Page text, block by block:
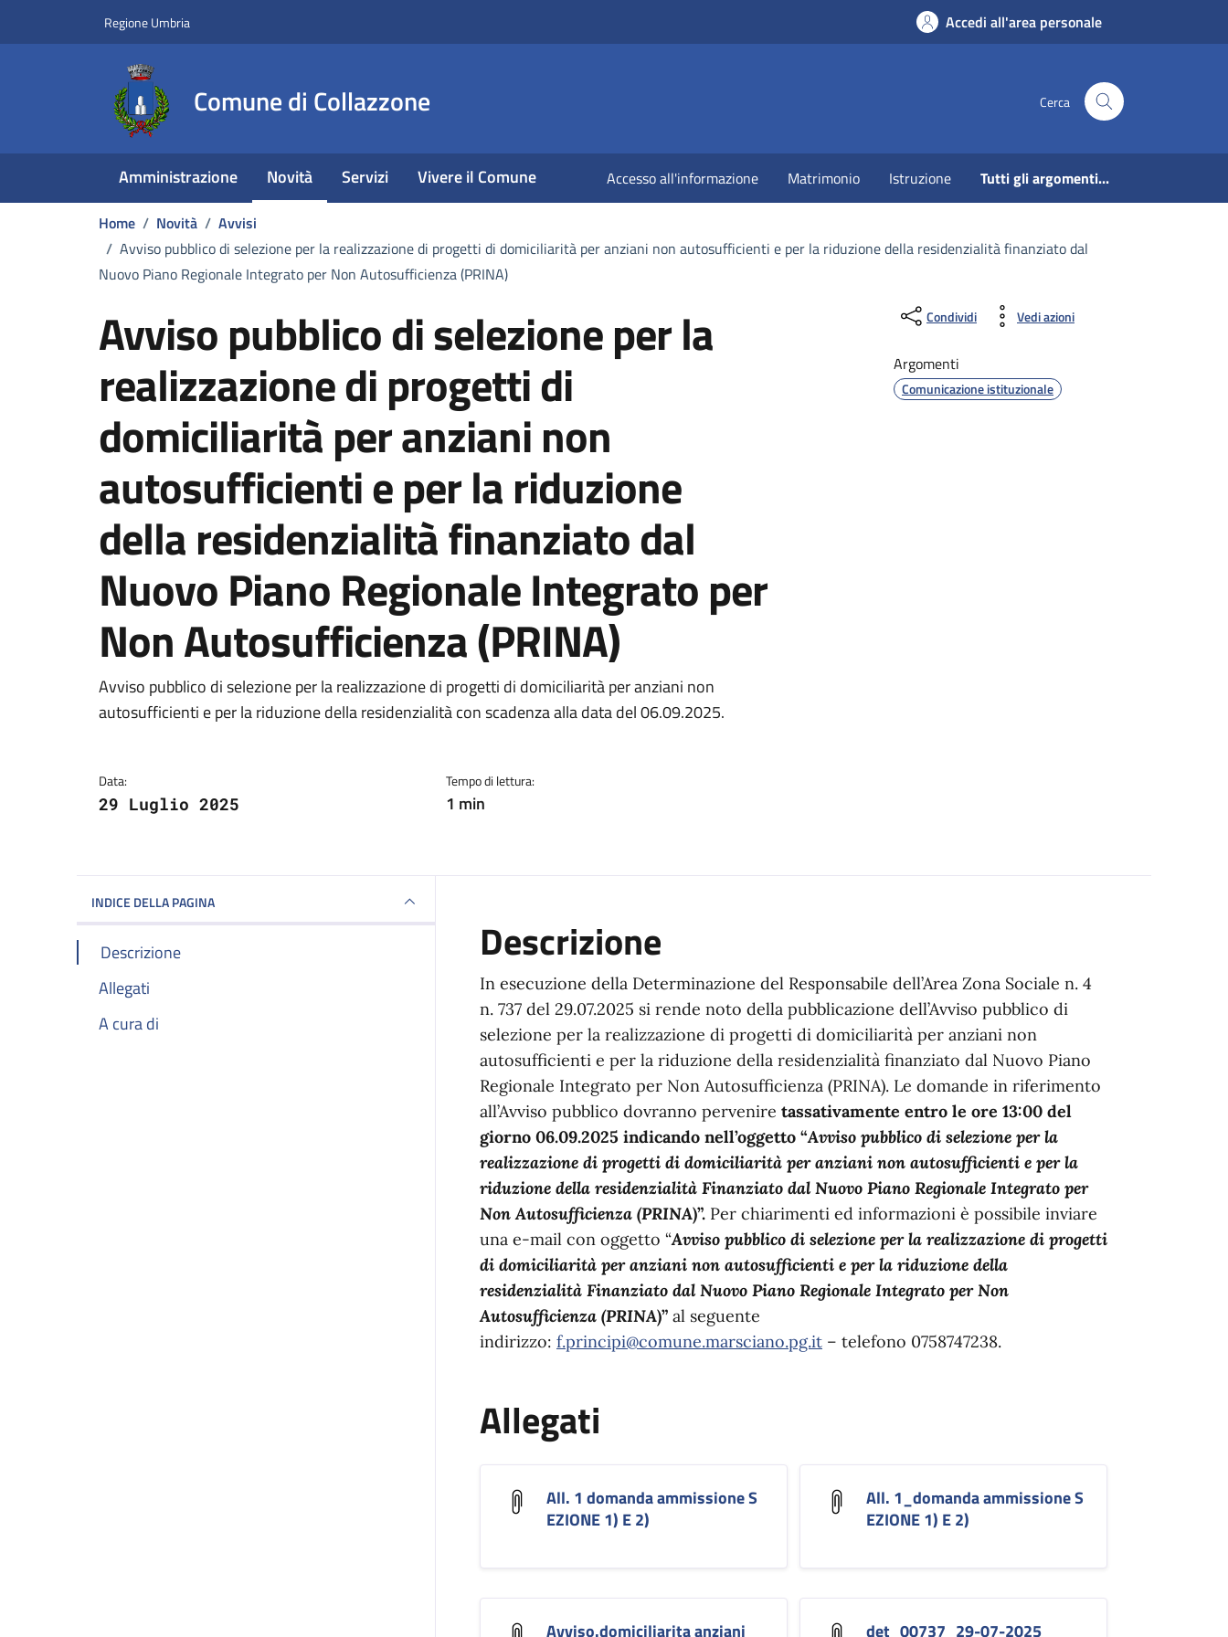
Regione Umbria Accedi all'area personale
Comune di Collazzone Cerca
Amministrazione Novità Servizi Vivere il Comune Accesso all'informazione Matrimonio Istruzione Tutti gli argomenti...
Home / Novità / Avvisi
/ Avviso pubblico di selezione per la realizzazione di progetti di domiciliarità per anziani non autosufficienti e per la riduzione della residenzialità finanziato dal
Nuovo Piano Regionale Integrato per Non Autosufficienza (PRINA)
Avviso pubblico di selezione per la
realizzazione di progetti di
domiciliarità per anziani non
autosufficienti e per la riduzione
della residenzialità finanziato dal
Nuovo Piano Regionale Integrato per
Non Autosufficienza (PRINA)
Dettagli della notizia
Avviso pubblico di selezione per la realizzazione di progetti di domiciliarità per anziani non
autosufficienti e per la riduzione della residenzialità con scadenza alla data del 06.09.2025.
Data:
29 Luglio 2025
Tempo di lettura:
1 min
Condividi Vedi azioni
Argomenti
Comunicazione istituzionale
INDICE DELLA PAGINA
Descrizione
Allegati
A cura di
Descrizione
In esecuzione della Determinazione del Responsabile dell’Area Zona Sociale n. 4
n. 737 del 29.07.2025 si rende noto della pubblicazione dell’Avviso pubblico di
selezione per la realizzazione di progetti di domiciliarità per anziani non
autosufficienti e per la riduzione della residenzialità finanziato dal Nuovo Piano
Regionale Integrato per Non Autosufficienza (PRINA). Le domande in riferimento
all’Avviso pubblico dovranno pervenire tassativamente entro le ore 13:00 del
giorno 06.09.2025 indicando nell’oggetto “Avviso pubblico di selezione per la
realizzazione di progetti di domiciliarità per anziani non autosufficienti e per la
riduzione della residenzialità Finanziato dal Nuovo Piano Regionale Integrato per
Non Autosufficienza (PRINA)”. Per chiarimenti ed informazioni è possibile inviare
una e-mail con oggetto “Avviso pubblico di selezione per la realizzazione di progetti
di domiciliarità per anziani non autosufficienti e per la riduzione della
residenzialità Finanziato dal Nuovo Piano Regionale Integrato per Non
Autosufficienza (PRINA)” al seguente
indirizzo: f.principi@comune.marsciano.pg.it – telefono 0758747238.
Allegati
All. 1 domanda ammissione S
EZIONE 1) E 2)
All. 1_domanda ammissione S
EZIONE 1) E 2)
Avviso.domiciliarita anziani det_00737_29-07-2025